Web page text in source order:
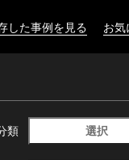
した事例を見る お
類 選択